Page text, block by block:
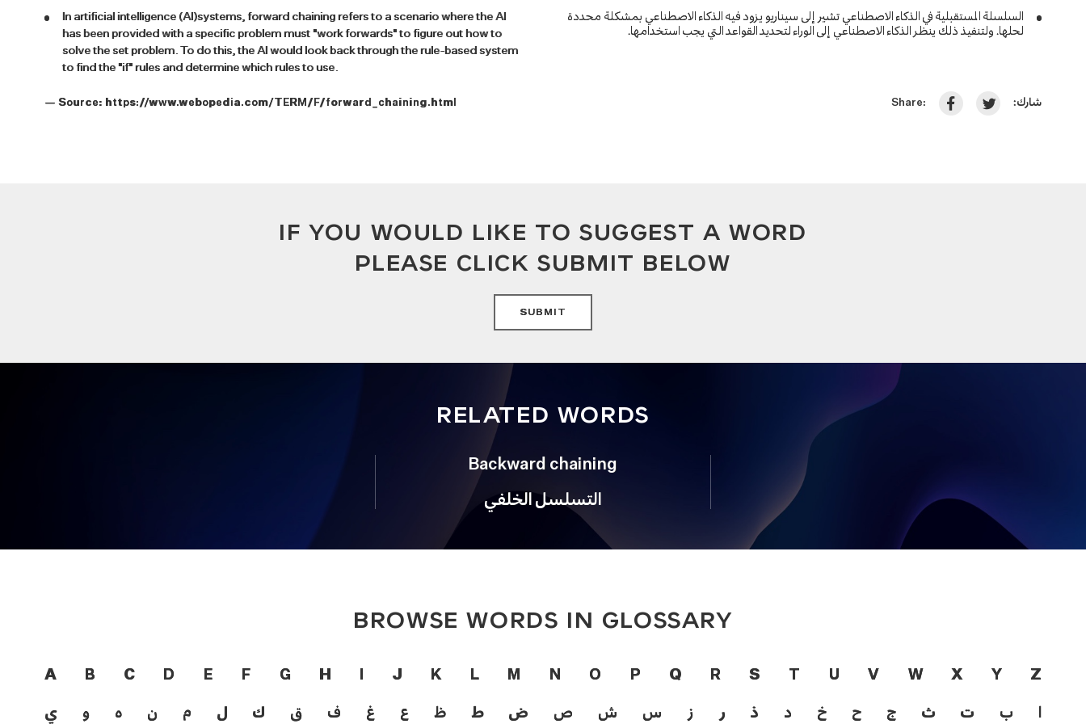
In artificial intelligence (AI)systems, forward chaining refers to a scenario where the AI
has been provided with a specific problem must "work forwards" to figure out how to
solve the set problem. To do this, the AI would look back through the rule-based system
to find the "if" rules and determine which rules to use.
السلسلة المستقبلية في الذكاء الاصطناعي تشير إلى سيناريو يزود فيه الذكاء الاصطناعي بمشكلة محددة
لحلها. ولتنفيذ ذلك ينظر الذكاء الاصطناعي إلى الوراء لتحديد القواعد التي يجب استخدامها.
— Source: https://www.webopedia.com/TERM/F/forward_chaining.html Share: شارك:
IF YOU WOULD LIKE TO SUGGEST A WORD
PLEASE CLICK SUBMIT BELOW
SUBMIT
RELATED WORDS
Backward chaining
التسلسل الخلفي
BROWSE WORDS IN GLOSSARY
A B C D E F G H J K L M N O P Q R S T U V W X Y Z
ا ب ت ث ج ح خ د ذ ر ز س ش ص ض ط ظ ع غ ف ق ك ل م ن ه و ي